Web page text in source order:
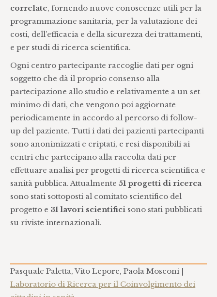
correlate, fornendo nuove conoscenze utili per la
programmazione sanitaria, per la valutazione dei
costi, dell’efficacia e della sicurezza dei trattamenti,
e per studi di ricerca scientifica.
Ogni centro partecipante raccoglie dati per ogni
soggetto che dà il proprio consenso alla
partecipazione allo studio e relativamente a un set
minimo di dati, che vengono poi aggiornate
periodicamente in accordo al percorso di follow-
up del paziente. Tutti i dati dei pazienti partecipanti
sono anonimizzati e criptati, e resi disponibili ai
centri che partecipano alla raccolta dati per
effettuare analisi per progetti di ricerca scientifica e
sanità pubblica. Attualmente51 progetti di ricerca
sono stati sottoposti al comitato scientifico del
progetto e 31 lavori scientifici sono stati pubblicati
su riviste internazionali.
Pasquale Paletta, Vito Lepore, Paola Mosconi |
Laboratorio di Ricerca per il Coinvolgimento dei